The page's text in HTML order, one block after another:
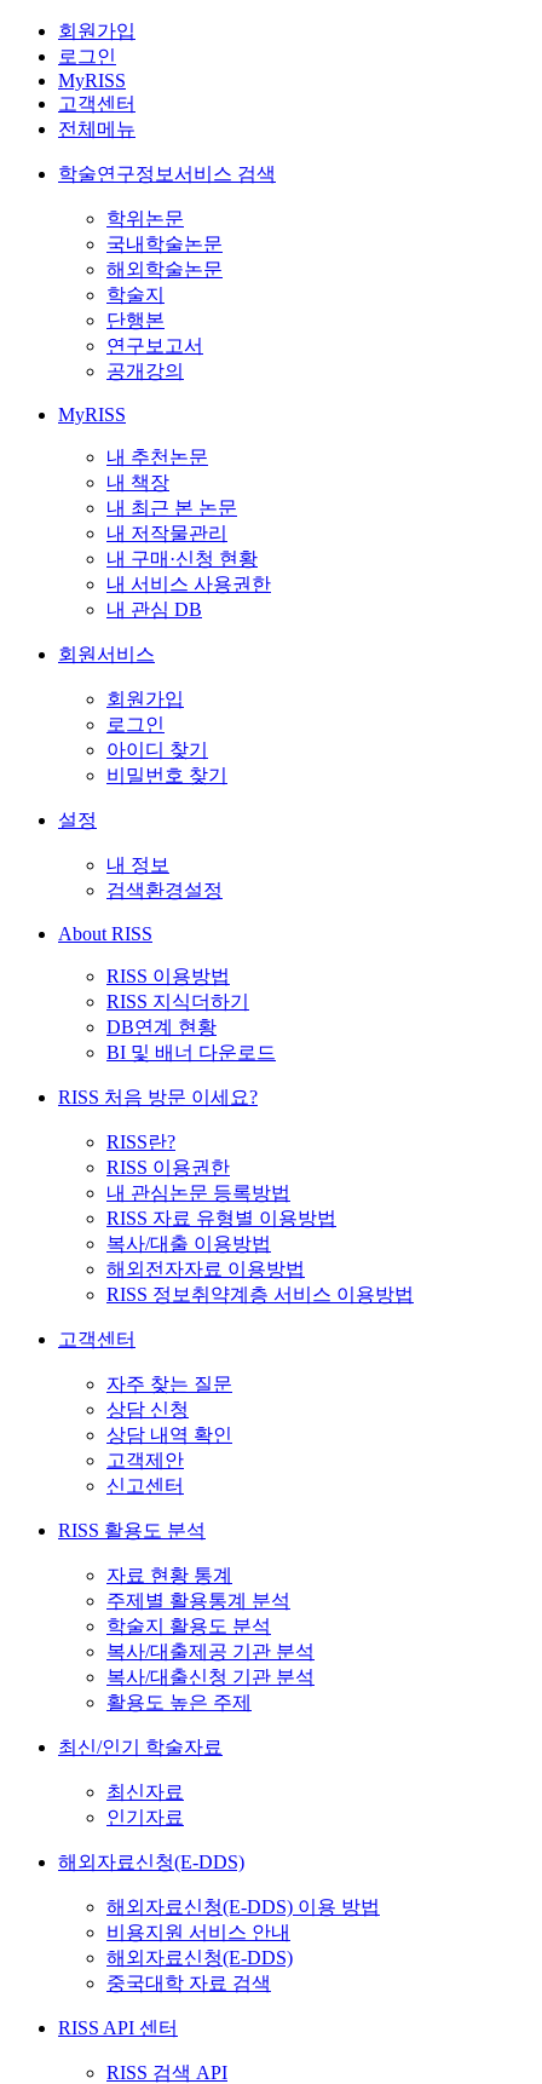
회원가입
로그인
MyRISS
고객센터
전체메뉴
학술연구정보서비스 검색
학위논문
국내학술논문
해외학술논문
학술지
단행본
연구보고서
공개강의
MyRISS
내 추천논문
내 책장
내 최근 본 논문
내 저작물관리
내 구매·신청 현황
내 서비스 사용권한
내 관심 DB
회원서비스
회원가입
로그인
아이디 찾기
비밀번호 찾기
설정
내 정보
검색환경설정
About RISS
RISS 이용방법
RISS 지식더하기
DB연계 현황
BI 및 배너 다운로드
RISS 처음 방문 이세요?
RISS란?
RISS 이용권한
내 관심논문 등록방법
RISS 자료 유형별 이용방법
복사/대출 이용방법
해외전자자료 이용방법
RISS 정보취약계층 서비스 이용방법
고객센터
자주 찾는 질문
상담 신청
상담 내역 확인
고객제안
신고센터
RISS 활용도 분석
자료 현황 통계
주제별 활용통계 분석
학술지 활용도 분석
복사/대출제공 기관 분석
복사/대출신청 기관 분석
활용도 높은 주제
최신/인기 학술자료
최신자료
인기자료
해외자료신청(E-DDS)
해외자료신청(E-DDS) 이용 방법
비용지원 서비스 안내
해외자료신청(E-DDS)
중국대학 자료 검색
RISS API 센터
RISS 검색 API